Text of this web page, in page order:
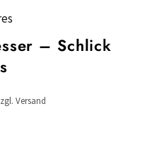
– Schlick
Versand